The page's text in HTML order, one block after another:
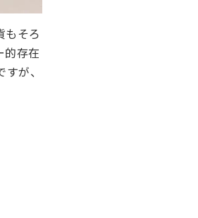
もそろ
的存在
が、